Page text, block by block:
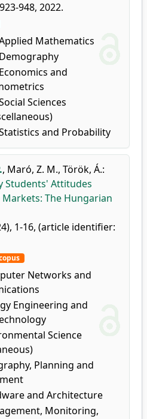
948, 2022.
Mathematics
Demography
Economics and
Sciences
and Probability
, Maró, Z. M., Török, Á.:
Students' Attitudes
The Hungarian
1-16, (article identifier:
Networks and
Engineering and
Science
Planning and
and Architecture
Monitoring,